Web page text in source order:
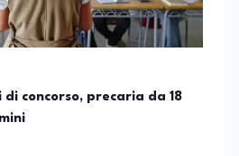
di concorso, precaria da 18